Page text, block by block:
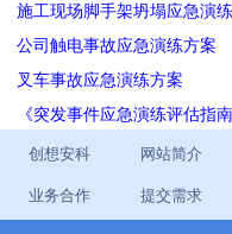
施工现场脚手架坍塌应急演练
公司触电事故应急演练方案
叉车事故应急演练方案
《突发事件应急演练评估指
创想安科 网站简介
业务合作 提交需求